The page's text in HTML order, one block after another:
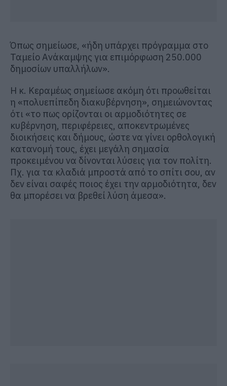
Όπως σημείωσε, «ήδη υπάρχει πρόγραμμα στο
Ταμείο Ανάκαμψης για επιμόρφωση 250.000
δημοσίων υπαλλήλων».
Η κ. Κεραμέως σημείωσε ακόμη ότι προωθείται
η «πολυεπίπεδη διακυβέρνηση», σημειώνοντας
ότι «το πως ορίζονται οι αρμοδιότητες σε
κυβέρνηση, περιφέρειες, αποκεντρωμένες
διοικήσεις και δήμους, ώστε να γίνει ορθολογική
κατανομή τους, έχει μεγάλη σημασία
προκειμένου να δίνονται λύσεις για τον πολίτη.
Πχ. για τα κλαδιά μπροστά από το σπίτι σου, αν
δεν είναι σαφές ποιος έχει την αρμοδιότητα, δεν
θα μπορέσει να βρεθεί λύση άμεσα».